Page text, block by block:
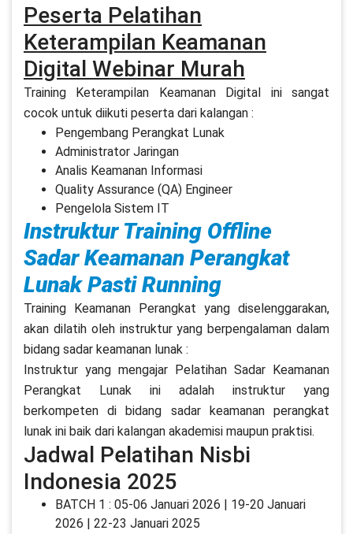
Peserta Pelatihan
Keterampilan Keamanan
Digital Webinar Murah
Training Keterampilan Keamanan Digital ini sangat
cocok untuk diikuti peserta dari kalangan :
Pengembang Perangkat Lunak
Administrator Jaringan
Analis Keamanan Informasi
Quality Assurance (QA) Engineer
Pengelola Sistem IT
Instruktur Training Offline
Sadar Keamanan Perangkat
Lunak Pasti Running
Training Keamanan Perangkat yang diselenggarakan,
akan dilatih oleh instruktur yang berpengalaman dalam
bidang sadar keamanan lunak :
Instruktur yang mengajar Pelatihan Sadar Keamanan
Perangkat Lunak ini adalah instruktur yang
berkompeten di bidang sadar keamanan perangkat
lunak ini baik dari kalangan akademisi maupun praktisi.
Jadwal Pelatihan Nisbi
Indonesia 2025
BATCH 1 : 05-06 Januari 2026 | 19-20 Januari
2026 | 22-23 Januari 2025